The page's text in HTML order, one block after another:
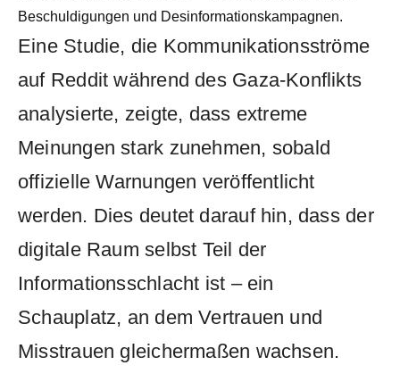
Beschuldigungen und Desinformationskampagnen.
Eine Studie, die Kommunikationsströme
auf Reddit während des Gaza-Konflikts
analysierte, zeigte, dass extreme
Meinungen stark zunehmen, sobald
offizielle Warnungen veröffentlicht
werden. Dies deutet darauf hin, dass der
digitale Raum selbst Teil der
Informationsschlacht ist – ein
Schauplatz, an dem Vertrauen und
Misstrauen gleichermaßen wachsen.